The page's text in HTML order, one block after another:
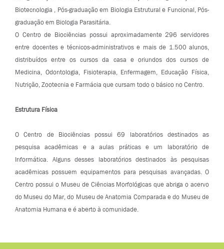
Biotecnologia , Pós-graduação em Biologia Estrutural e Funcional, Pós-
graduação em Biologia Parasitária.
O Centro de Biociências possui aproximadamente 296 servidores
entre docentes e técnicos-administrativos e mais de 1.500 alunos,
distribuídos entre os cursos da casa e oriundos dos cursos de
Medicina, Odontologia, Fisioterapia, Enfermagem, Educação Física,
Nutrição, Zootecnia e Farmácia que cursam todo o básico no Centro.
Estrutura Física
O Centro de Biociências possui 69 laboratórios destinados as
pesquisa acadêmicas e a aulas práticas e um laboratório de
Informática. Alguns desses laboratórios destinados às pesquisas
acadêmicas possuem equipamentos para pesquisas avançadas. O
Centro possui o Museu de Ciências Morfológicas que abriga o acervo
do Museu do Mar, do Museu de Anatomia Comparada e do Museu de
Anatomia Humana e é aberto à comunidade.